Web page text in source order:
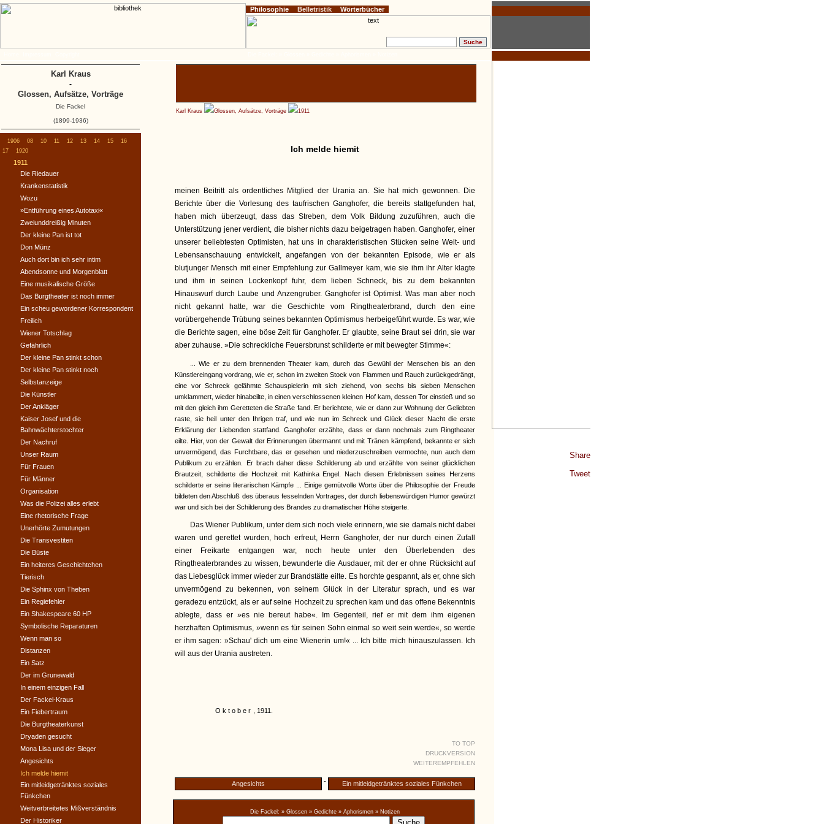
Share
Tweet
Karl Kraus Glossen, Aufsätze, Vorträge 1911
Ich melde hiemit
meinen Beitritt als ordentliches Mitglied der Urania an. Sie hat mich gewonnen. Die
Berichte über die Vorlesung des taufrischen Ganghofer, die bereits stattgefunden hat,
haben mich überzeugt, dass das Streben, dem Volk Bildung zuzuführen, auch die
Unterstützung jener verdient, die bisher nichts dazu beigetragen haben. Ganghofer, einer
unserer beliebtesten Optimisten, hat uns in charakteristischen Stücken seine Welt- und
Lebensanschauung entwickelt, angefangen von der bekannten Episode, wie er als
blutjunger Mensch mit einer Empfehlung zur Gallmeyer kam, wie sie ihm ihr Alter klagte
und ihm in seinen Lockenkopf fuhr, dem lieben Schneck, bis zu dem bekannten
Hinauswurf durch Laube und Anzengruber. Ganghofer ist Optimist. Was man aber noch
nicht gekannt hatte, war die Geschichte vom Ringtheaterbrand, durch den eine
vorübergehende Trübung seines bekannten Optimismus herbeigeführt wurde. Es war, wie
die Berichte sagen, eine böse Zeit für Ganghofer. Er glaubte, seine Braut sei drin, sie war
aber zuhause. »Die schreckliche Feuersbrunst schilderte er mit bewegter Stimme«:
... Wie er zu dem brennenden Theater kam, durch das Gewühl der Menschen bis an den
Künstlereingang vordrang, wie er, schon im zweiten Stock von Flammen und Rauch zurückgedrängt,
eine vor Schreck gelähmte Schauspielerin mit sich ziehend, von sechs bis sieben Menschen
umklammert, wieder hinabeilte, in einen verschlossenen kleinen Hof kam, dessen Tor einstieß und so
mit den gleich ihm Geretteten die Straße fand. Er berichtete, wie er dann zur Wohnung der Geliebten
raste, sie heil unter den Ihrigen traf, und wie nun im Schreck und Glück dieser Nacht die erste
Erklärung der Liebenden stattfand. Ganghofer erzählte, dass er dann nochmals zum Ringtheater
eilte. Hier, von der Gewalt der Erinnerungen übermannt und mit Tränen kämpfend, bekannte er sich
unvermögend, das Furchtbare, das er gesehen und niederzuschreiben vermochte, nun auch dem
Publikum zu erzählen. Er brach daher diese Schilderung ab und erzählte von seiner glücklichen
Brautzeit, schilderte die Hochzeit mit Kathinka Engel. Nach diesen Erlebnissen seines Herzens
schilderte er seine literarischen Kämpfe ... Einige gemütvolle Worte über die Philosophie der Freude
bildeten den Abschluß des überaus fesselnden Vortrages, der durch liebenswürdigen Humor gewürzt
war und sich bei der Schilderung des Brandes zu dramatischer Höhe steigerte.
Das Wiener Publikum, unter dem sich noch viele erinnern, wie sie damals nicht dabei
waren und gerettet wurden, hoch erfreut, Herrn Ganghofer, der nur durch einen Zufall
einer Freikarte entgangen war, noch heute unter den Überlebenden des
Ringtheaterbrandes zu wissen, bewunderte die Ausdauer, mit der er ohne Rücksicht auf
das Liebesglück immer wieder zur Brandstätte eilte. Es horchte gespannt, als er, ohne sich
unvermögend zu bekennen, von seinem Glück in der Literatur sprach, und es war
geradezu entzückt, als er auf seine Hochzeit zu sprechen kam und das offene Bekenntnis
ablegte, dass er »es nie bereut habe«. Im Gegenteil, rief er mit dem ihm eigenen
herzhaften Optimismus, »wenn es für seinen Sohn einmal so weit sein werde«, so werde
er ihm sagen: »Schau' dich um eine Wienerin um!« ... Ich bitte mich hinauszulassen. Ich
will aus der Urania austreten.
Oktober , 1911.
TO TOP
DRUCKVERSION
WEITEREMPFEHLEN
Angesichts - Ein mitleidgetränktes soziales Fünkchen
Die Fackel: » Glossen » Gedichte » Aphorismen » Notizen
1906 08 10 11 12 13 14 15
16
17
1920
1911
Die Riedauer
Krankenstatistik
Wozu
»Entführung eines Autotaxi«
Zweiunddreißig Minuten
Der kleine Pan ist tot
Don Münz
Auch dort bin ich sehr intim
Abendsonne und Morgenblatt
Eine musikalische Größe
Das Burgtheater ist noch immer
Ein scheu gewordener Korrespondent
Freilich
Wiener Totschlag
Gefährlich
Der kleine Pan stinkt schon
Der kleine Pan stinkt noch
Selbstanzeige
Die Künstler
Der Ankläger
Kaiser Josef und die
Bahnwächterstochter
Der Nachruf
Unser Raum
Für Frauen
Für Männer
Organisation
Was die Polizei alles erlebt
Eine rhetorische Frage
Unerhörte Zumutungen
Die Transvestiten
Die Büste
Ein heiteres Geschichtchen
Tierisch
Die Sphinx von Theben
Ein Regiefehler
Ein Shakespeare 60 HP
Symbolische Reparaturen
Wenn man so
Distanzen
Ein Satz
Der im Grunewald
In einem einzigen Fall
Der Fackel-Kraus
Ein Fiebertraum
Die Burgtheaterkunst
Dryaden gesucht
Mona Lisa und der Sieger
Angesichts
Ich melde hiemit
Ein mitleidgetränktes soziales
Fünkchen
Weitverbreitetes Mißverständnis
Der Historiker
Philosophie Belletristik Wörterbücher
Karl Kraus
-
Glossen, Aufsätze, Vorträge
Die Fackel
(1899-1936)